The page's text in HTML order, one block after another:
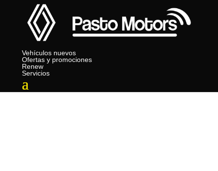
Vehículos nuevos
Ofertas y promociones
Renew
Servicios